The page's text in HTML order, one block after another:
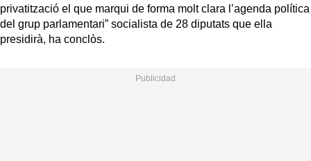
privatització el que marqui de forma molt clara l’agenda política
del grup parlamentari” socialista de 28 diputats que ella
presidirà, ha conclòs.